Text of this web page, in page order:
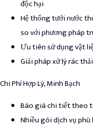
độc hại
Hệ thống tưới nước
so với phương pháp
Ưu tiên sử dụng vật
Giải pháp xử lý rác
Chi Phí Hợp Lý, Minh Bạch
Báo giá chi tiết theo
Nhiều gói dịch vụ